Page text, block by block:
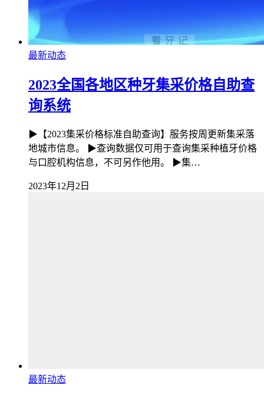
最新动态
2023全国各地区种牙集采价格自助查
询系统
▶【2023集采价格标准自助查询】服务按周更新集采落
地城市信息。 ▶查询数据仅可用于查询集采种植牙价格
与口腔机构信息，不可另作他用。 ▶集…
2023年12月2日
最新动态